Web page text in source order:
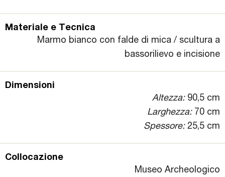
Materiale e Tecnica
Marmo bianco con falde di mica / scultura a
bassorilievo e incisione
Dimensioni
Altezza: 90,5 cm
Larghezza: 70 cm
Spessore: 25,5 cm
Collocazione
Museo Archeologico